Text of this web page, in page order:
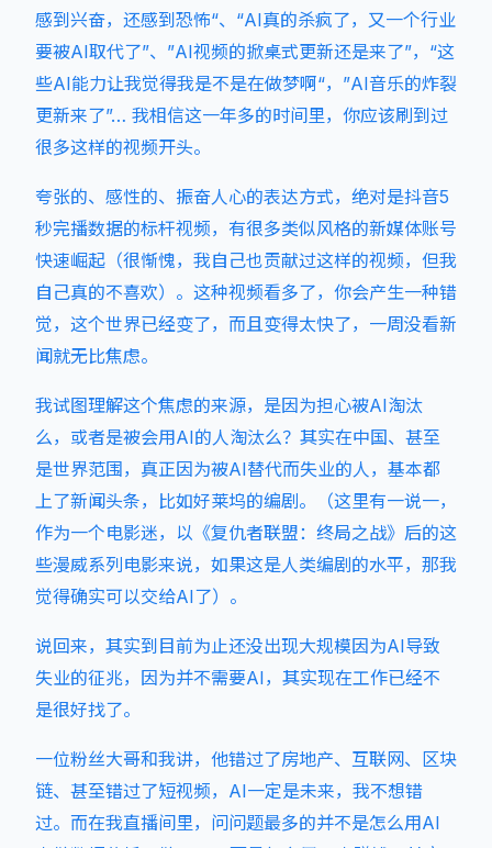
感到兴奋，还感到恐怖“、“AI真的杀疯了，又一个行业
要被AI取代了”、”AI视频的掀桌式更新还是来了”，“这
些AI能力让我觉得我是不是在做梦啊“，”AI音乐的炸裂
更新来了”… 我相信这一年多的时间里，你应该刷到过
很多这样的视频开头。
夸张的、感性的、振奋人心的表达方式，绝对是抖音5
秒完播数据的标杆视频，有很多类似风格的新媒体账号
快速崛起（很惭愧，我自己也贡献过这样的视频，但我
自己真的不喜欢）。这种视频看多了，你会产生一种错
觉，这个世界已经变了，而且变得太快了，一周没看新
闻就无比焦虑。
我试图理解这个焦虑的来源，是因为担心被AI淘汰
么，或者是被会用AI的人淘汰么？其实在中国、甚至
是世界范围，真正因为被AI替代而失业的人，基本都
上了新闻头条，比如好莱坞的编剧。（这里有一说一，
作为一个电影迷，以《复仇者联盟：终局之战》后的这
些漫威系列电影来说，如果这是人类编剧的水平，那我
觉得确实可以交给AI了）。
说回来，其实到目前为止还没出现大规模因为AI导致
失业的征兆，因为并不需要AI，其实现在工作已经不
是很好找了。
一位粉丝大哥和我讲，他错过了房地产、互联网、区块
链、甚至错过了短视频，AI一定是未来，我不想错
过。而在我直播间里，问问题最多的并不是怎么用AI